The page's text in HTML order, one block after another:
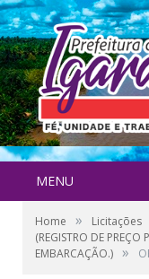
MENU
Home » Licitações
(REGISTRO DE
EMBARCAÇÃO.) »